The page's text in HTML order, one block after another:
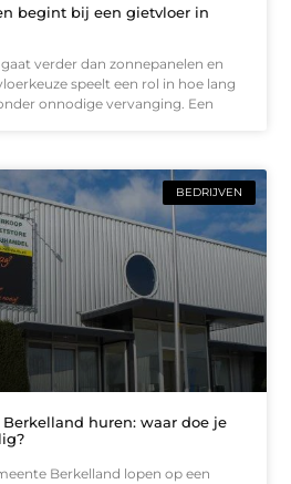
begint bij een gietvloer in
verder dan zonnepanelen en
speelt een rol in hoe lang
onnodige vervanging. Een
BEDRIJVEN
huren: waar doe je
Berkelland lopen op een